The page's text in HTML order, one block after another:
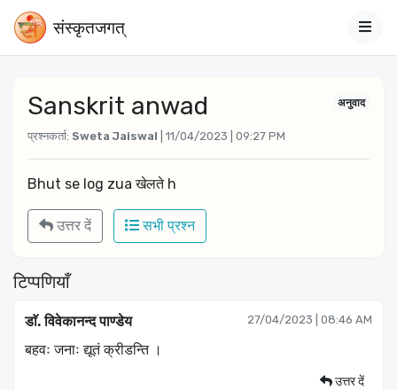
संस्‍कृतजगत्
Sanskrit anwad
प्रश्नकर्ता: Sweta Jaiswal | 11/04/2023 | 09:27 PM
अनुवाद
Bhut se log zua खेलते h
उत्तर दें सभी प्रश्न
टिप्पणियाँ
डाॅ. विवेकानन्द पाण्डेय 27/04/2023 | 08:46 AM
बहवः जनाः द्यूतं क्रीडन्ति ।
उत्तर दें